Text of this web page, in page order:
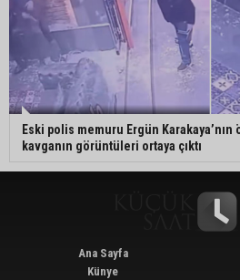
Eski polis memuru Ergün
kavganın görüntüleri ortaya çıktı
Ana Sayfa
Künye